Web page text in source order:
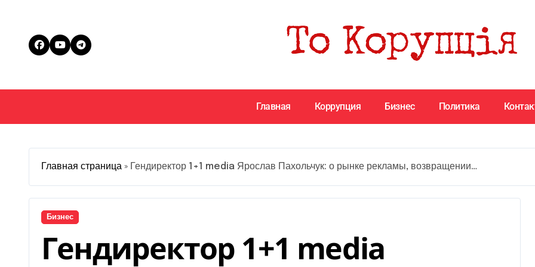
Главная Коррупция Бизнес Политика
Главная страница » Гендиректор 1+1 media Ярослав Пахольчук: о рынке рекламы, возвращении…
Бизнес
Гендиректор 1+1 media